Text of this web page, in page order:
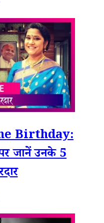
Birthday:
जानें उनके 5